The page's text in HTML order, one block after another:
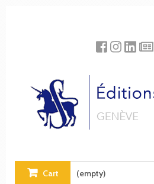
Cart (empty)